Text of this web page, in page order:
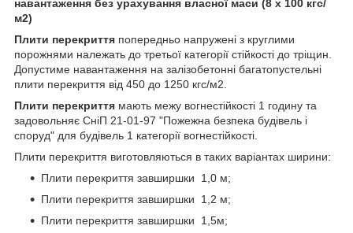
навантаження без урахування власної маси (8 х 100 кгс/
м2)
Плити перекриття попередньо напружені з круглими
порожнями належать до третьої категорії стійкості до тріщин.
Допустиме навантаження на залізобетонні багатопустельні
плити перекриття від 450 до 1250 кгс/м2.
Плити перекриття мають межу вогнестійкості 1 годину та
задовольняє СніП 21-01-97 "Пожежна безпека будівель і
споруд" для будівель 1 категорії вогнестійкості.
Плити перекриття виготовляються в таких варіантах ширини:
Плити перекриття завширшки 1,0 м;
Плити перекриття завширшки 1,2 м;
Плити перекриття завширшки 1,5м;